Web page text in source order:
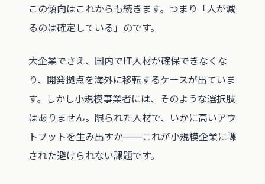
この傾向はこれからも続きます。つまり「人が減
るのは確定している」のです。
大企業でさえ、国内でIT人材が確保できなくな
り、開発拠点を海外に移転するケースが出ていま
す。しかし小規模事業者には、そのような選択肢
はありません。限られた人材で、いかに高いアウ
トプットを生み出すか——これが小規模企業に課
された避けられない課題です。